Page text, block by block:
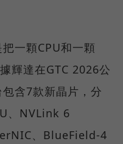
一顆CPU和一顆
輝達在GTC 2026公
含7款新晶片，分
、NVLink 6
、BlueField-4